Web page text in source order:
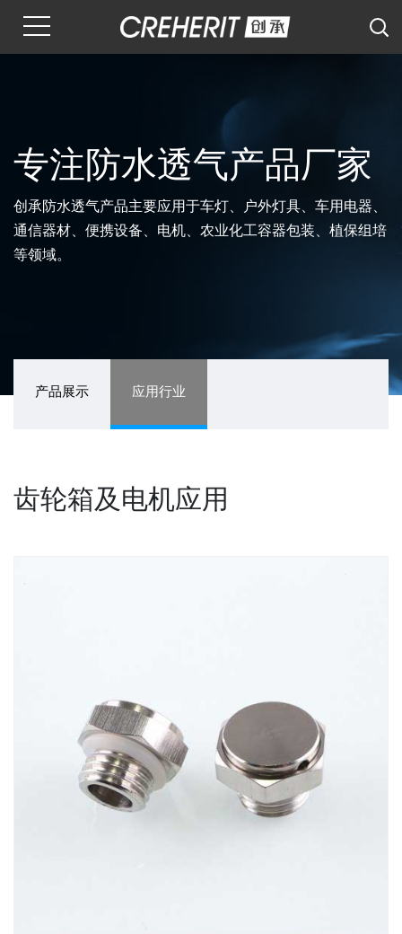
专注防水透气产品厂家
创承防水透气产品主要应用于车灯、户外灯具、车用电器、
通信器材、便携设备、电机、农业化工容器包装、植保组培
等领域。
产品展示 应用行业
齿轮箱及电机应用